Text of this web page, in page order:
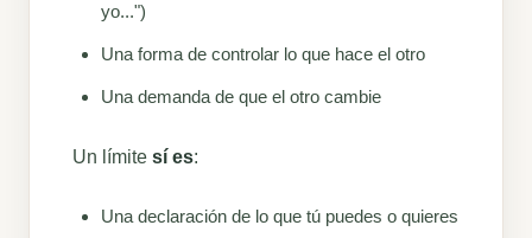
yo...")
Una forma de controlar lo que hace el otro
Una demanda de que el otro cambie
Un límite sí es:
Una declaración de lo que tú puedes o quieres